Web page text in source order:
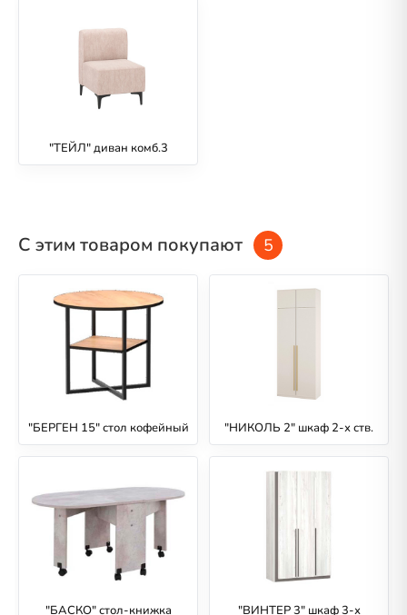
"ТЕЙЛ" диван комб.3
С этим товаром покупают 5
"БЕРГЕН 15" стол кофейный "НИКОЛЬ 2" шкаф 2-х ств.
"БАСКО" стол-книжка "ВИНТЕР 3" шкаф 3-х